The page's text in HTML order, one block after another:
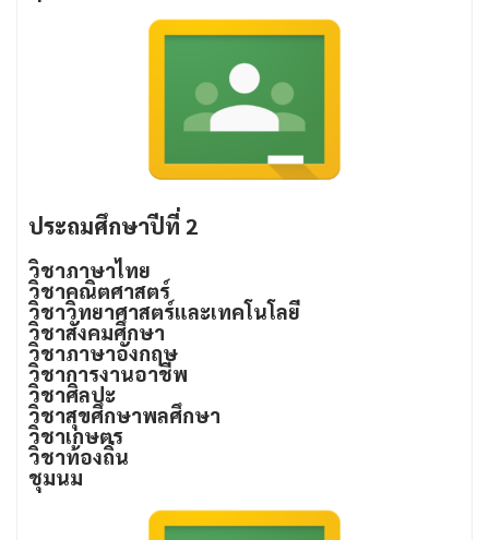
ประถมศึกษาปีที่ 2
วิชาภาษาไทย
วิชาคณิตศาสตร์
วิชาวิทยาศาสตร์และเทคโนโลยี
วิชาสังคมศึกษา
วิชาภาษาอังกฤษ
วิชาการงานอาชีพ
วิชาศิลปะ
วิชาสุขศึกษาพลศึกษา
วิชาเกษตร
วิชาท้องถิ่น
ชุมนม